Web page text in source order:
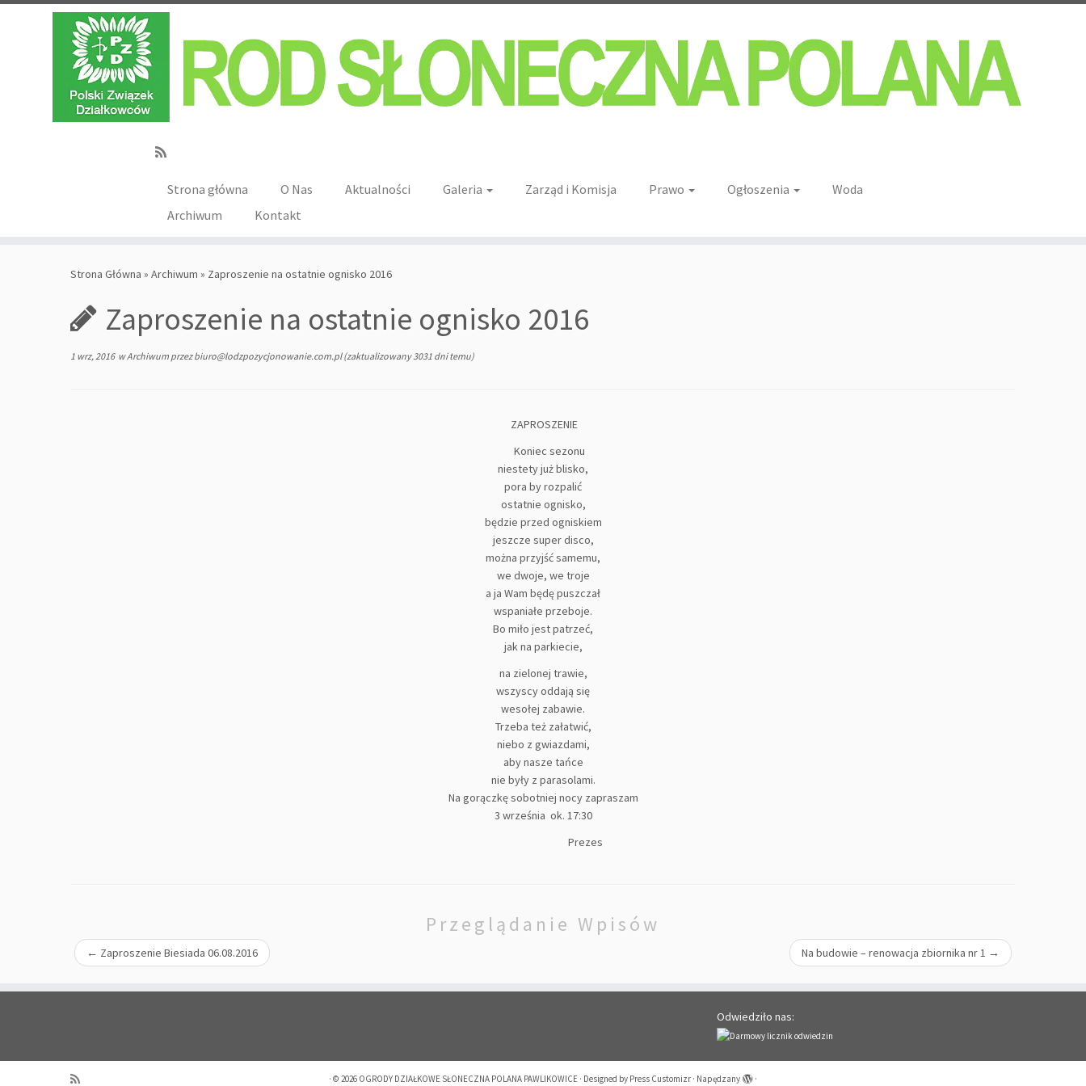
Strona główna O Nas Aktualności Galeria Zarząd i Komisja Prawo Ogłoszenia
Woda
Archiwum
Kontakt
Strona Główna » Archiwum » Zaproszenie na ostatnie ognisko 2016
Zaproszenie na ostatnie ognisko 2016
1 wrz, 2016wArchiwum przezbiuro@lodzpozycjonowanie.com.pl(zaktualizowany 3031 dni temu)
ZAPROSZENIE
Koniec sezonu
niestety już blisko,
pora by rozpalić
ostatnie ognisko,
będzie przed ogniskiem
jeszcze super disco,
można przyjść samemu,
we dwoje, we troje
a ja Wam będę puszczał
wspaniałe przeboje.
Bo miło jest patrzeć,
jak na parkiecie,
na zielonej trawie,
wszyscy oddają się
wesołej zabawie.
Trzeba też załatwić,
niebo z gwiazdami,
aby nasze tańce
nie były z parasolami.
Na gorączkę sobotniej nocy zapraszam
3 września ok. 17:30
Prezes
Przeglądanie Wpisów
← Zaproszenie Biesiada 06.08.2016 Na budowie – renowacja zbiornika nr 1 →
Odwiedziło nas:
· © 2026 OGRODY DZIAŁKOWE SŁONECZNA POLANA PAWLIKOWICE · Designed by Press Customizr · Napędzany ·